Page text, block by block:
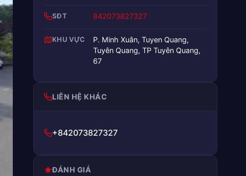
SĐT 842073827327
KHU VỰC
P. Minh Xuân, Tuyen Quang,
Tuyên Quang, TP Tuyên Quang,
67
LIÊN HỆ KHÁC
+842073827327
ĐÁNH GIÁ